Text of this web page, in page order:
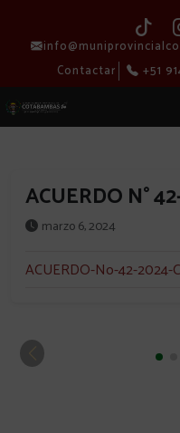
Contactar
+51
ACUERDO N°
marzo 6, 2024
ACUERDO-No-42-2024-